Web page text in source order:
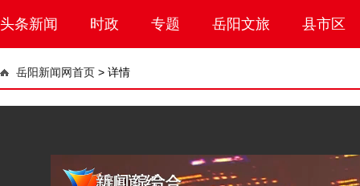
头条新闻 时政 专题 岳阳文旅 县市区
岳阳新闻网首页 > 详情